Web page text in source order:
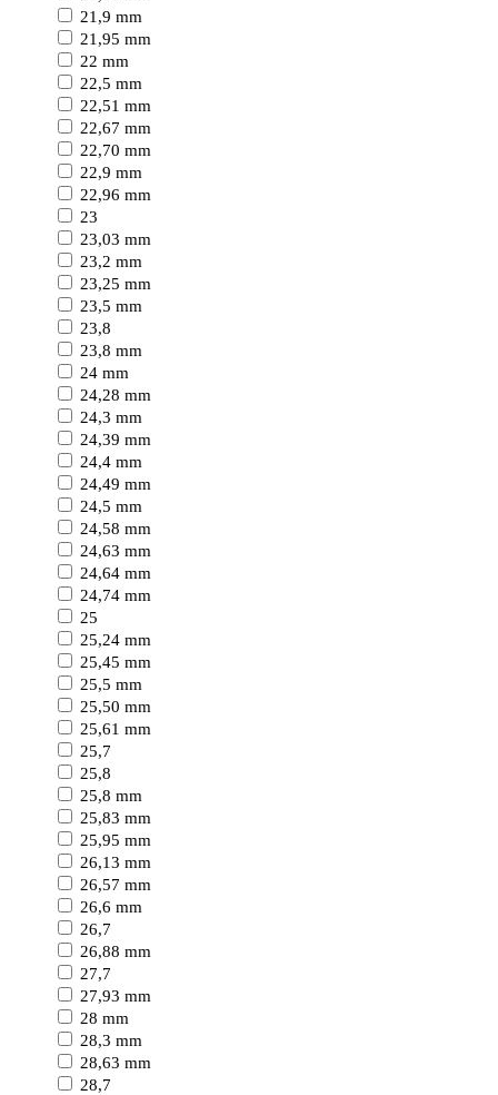
21,9 mm
21,95 mm
22 mm
22,5 mm
22,51 mm
22,67 mm
22,70 mm
22,9 mm
22,96 mm
23
23,03 mm
23,2 mm
23,25 mm
23,5 mm
23,8
23,8 mm
24 mm
24,28 mm
24,3 mm
24,39 mm
24,4 mm
24,49 mm
24,5 mm
24,58 mm
24,63 mm
24,64 mm
24,74 mm
25
25,24 mm
25,45 mm
25,5 mm
25,50 mm
25,61 mm
25,7
25,8
25,8 mm
25,83 mm
25,95 mm
26,13 mm
26,57 mm
26,6 mm
26,7
26,88 mm
27,7
27,93 mm
28 mm
28,3 mm
28,63 mm
28,7